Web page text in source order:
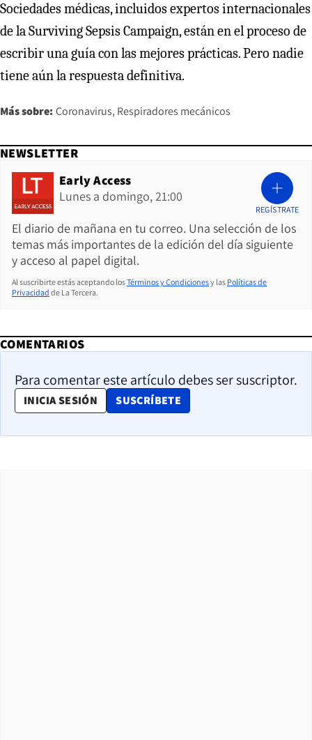
Sociedades médicas, incluidos expertos internacionales
de la Surviving Sepsis Campaign, están en el proceso de
escribir una guía con las mejores prácticas. Pero nadie
tiene aún la respuesta definitiva.
Más sobre: Coronavirus Respiradores mecánicos
NEWSLETTER
Early Access
Lunes a domingo, 21:00
El diario de mañana en tu correo. Una selección de los
temas más importantes de la edición del día siguiente
y acceso al papel digital.
REGÍSTRATE
Al suscribirte estás aceptando losTérminos y Condicionesy las Políticas de
Privacidad de La Tercera.
COMENTARIOS
Para comentar este artículo debes ser suscriptor.
INICIA SESIÓN SUSCRÍBETE
OPENS IN NEW WINDOW